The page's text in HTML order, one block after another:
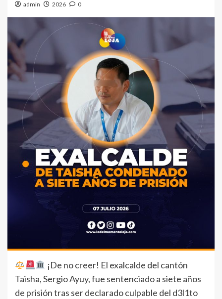
admin 2026 0
¡De no creer! El exalcalde del cantón
Taisha, Sergio Ayuy, fue sentenciado a siete años
de prisión tras ser declarado culpable del d3l1to